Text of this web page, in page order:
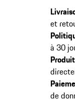
et
à 30
de